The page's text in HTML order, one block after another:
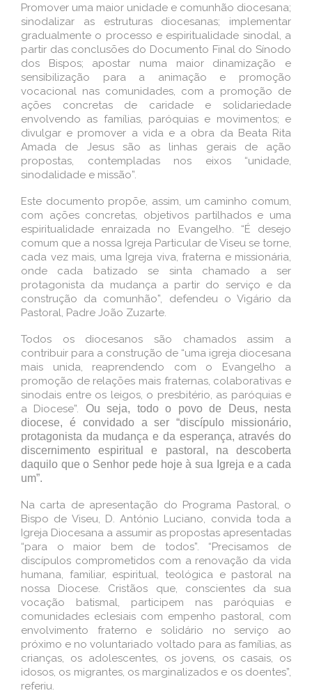
Promover uma maior unidade e comunhão diocesana;
sinodalizar as estruturas diocesanas; implementar
gradualmente o processo e espiritualidade sinodal, a
partir das conclusões do Documento Final do Sínodo
dos Bispos; apostar numa maior dinamização e
sensibilização para a animação e promoção
vocacional nas comunidades, com a promoção de
ações concretas de caridade e solidariedade
envolvendo as famílias, paróquias e movimentos; e
divulgar e promover a vida e a obra da Beata Rita
Amada de Jesus são as linhas gerais de ação
propostas, contempladas nos eixos “unidade,
sinodalidade e missão”.
Este documento propõe, assim, um caminho comum,
com ações concretas, objetivos partilhados e uma
espiritualidade enraizada no Evangelho. “É desejo
comum que a nossa Igreja Particular de Viseu se torne,
cada vez mais, uma Igreja viva, fraterna e missionária,
onde cada batizado se sinta chamado a ser
protagonista da mudança a partir do serviço e da
construção da comunhão”, defendeu o Vigário da
Pastoral, Padre João Zuzarte.
Todos os diocesanos são chamados assim a
contribuir para a construção de “uma igreja diocesana
mais unida, reaprendendo com o Evangelho a
promoção de relações mais fraternas, colaborativas e
sinodais entre os leigos, o presbitério, as paróquias e
a Diocese”. Ou seja, todo o povo de Deus, nesta
diocese, é convidado a ser “discípulo missionário,
protagonista da mudança e da esperança, através do
discernimento espiritual e pastoral, na descoberta
daquilo que o Senhor pede hoje à sua Igreja e a cada
um”.
Na carta de apresentação do Programa Pastoral, o
Bispo de Viseu, D. António Luciano, convida toda a
Igreja Diocesana a assumir as propostas apresentadas
“para o maior bem de todos”. “Precisamos de
discípulos comprometidos com a renovação da vida
humana, familiar, espiritual, teológica e pastoral na
nossa Diocese. Cristãos que, conscientes da sua
vocação batismal, participem nas paróquias e
comunidades eclesiais com empenho pastoral, com
envolvimento fraterno e solidário no serviço ao
próximo e no voluntariado voltado para as famílias, as
crianças, os adolescentes, os jovens, os casais, os
idosos, os migrantes, os marginalizados e os doentes”,
referiu.